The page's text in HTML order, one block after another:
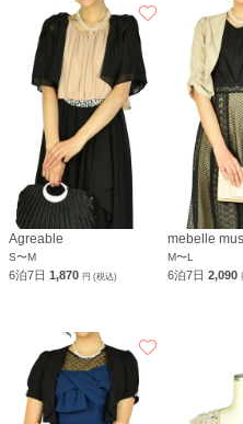
Agreable
S〜M
6泊7日 1,870 円 (税込)
mebelle
M〜L
6泊7日2,090